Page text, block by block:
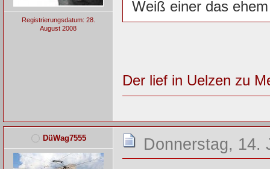
Registrierungsdatum: 28.
August 2008
Weiß einer das
Der lief in Uelzen zu
DüWag7555 Donnerstag, 14.